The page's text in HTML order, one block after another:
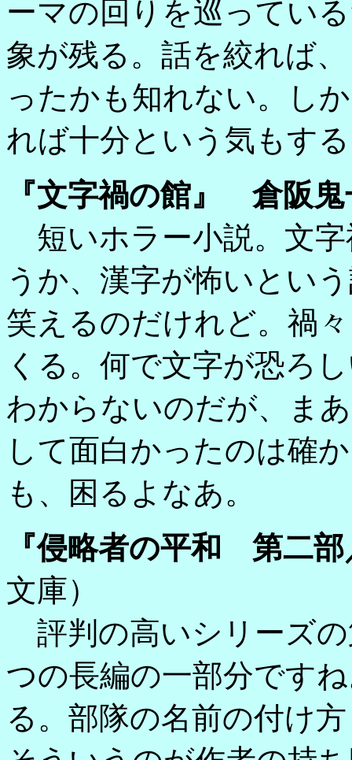
ーマの回りを巡ってい
象が残る。話を絞れば
ったかも知れない。し
れば十分という気もす
『文字禍の館』 倉阪鬼
短いホラー小説。文
うか、漢字が怖いとい
笑えるのだけれど。禍
くる。何で文字が恐ろ
わからないのだが、ま
して面白かったのは確
も、困るよなあ。
『侵略者の平和 第二
文庫）
評判の高いシリーズ
つの長編の一部分です
る。部隊の名前の付け